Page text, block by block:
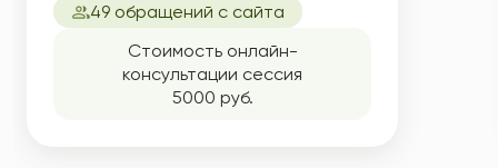
49 обращений с сайта
Стоимость онлайн-
консультации сессия
5000 руб.